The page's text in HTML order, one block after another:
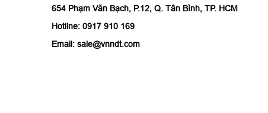
654 Phạm Văn Bạch, P.12, Q. Tân Bình, TP. HCM
Hotline: 0917 910 169
Email: sale@vnndt.com